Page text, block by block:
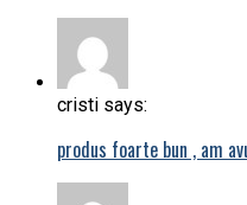
cristi says:
produs foarte bun , am